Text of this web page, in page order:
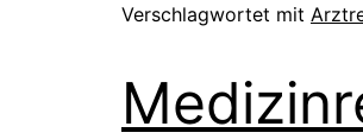
Verschlagwortet mit